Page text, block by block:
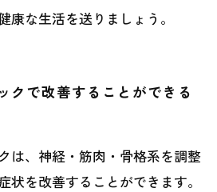
康な生活を送りましょう。
クで改善することができる
は、神経・筋肉・骨格系を調整
状を改善することができます。